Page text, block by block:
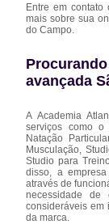
Entre em contato
mais sobre sua
do Campo.
avançada
A Academia
serviços como
Natação
Musculação,
Studio para
disso, a
através de
necessidade de
consideráveis em
da marca.